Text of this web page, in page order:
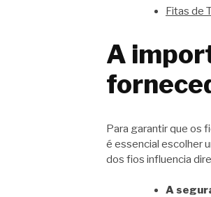
Fitas de
A
Para garantir que os
é essencial escolher
dos fios influencia
A